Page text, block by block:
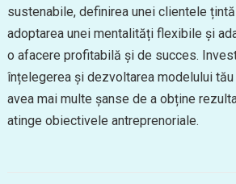
sustenabile, definirea unei clientele
adoptarea unei mentalități flexibile și
o afacere profitabilă și de succes.
înțelegerea și dezvoltarea modelului
avea mai multe șanse de a obține
atinge obiectivele antreprenoriale.